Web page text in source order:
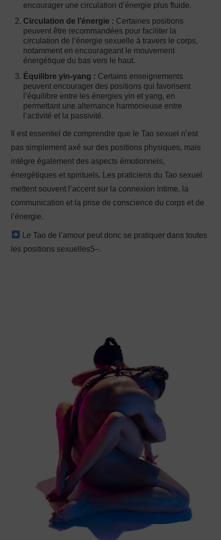
encourager une circulation d’énergie plus fluide.
Circulation de l’énergie : Certaines positions
peuvent être recommandées pour faciliter la
circulation de l’énergie sexuelle à travers le corps,
notamment en encourageant le mouvement
énergétique du bas vers le haut.
Équilibre yin-yang : Certains enseignements
peuvent encourager des positions qui favorisent
l’équilibre entre les énergies yin et yang, en
permettant une alternance harmonieuse entre
l’activité et la passivité.
Il est essentiel de comprendre que le Tao sexuel n’est
pas simplement axé sur des positions physiques, mais
intègre également des aspects émotionnels,
énergétiques et spirituels. Les praticiens du Tao sexuel
mettent souvent l’accent sur la connexion intime, la
communication et la prise de conscience du corps et de
l’énergie.
Le Tao de l’amour peut donc se pratiquer dans toutes
les positions sexuelles5–.